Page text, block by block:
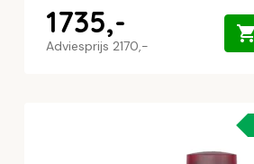
Adviesprijs 2170,-
1735,-